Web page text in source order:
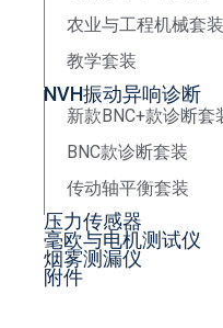
农业与工程机械套装
教学套装
NVH振动异响诊断
新款BNC+款诊断套
BNC款诊断套装
传动轴平衡套装
压力传感器
毫欧与电机测试仪
烟雾测漏仪
附件